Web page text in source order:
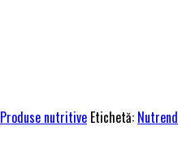
Produse nutritive Etichetă: Nutrend